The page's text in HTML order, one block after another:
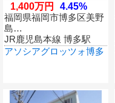
1,400万円
4.45%
福岡県福岡市博多区美野
島…
JR鹿児島本線 博多駅
アソシアグロッツォ博多